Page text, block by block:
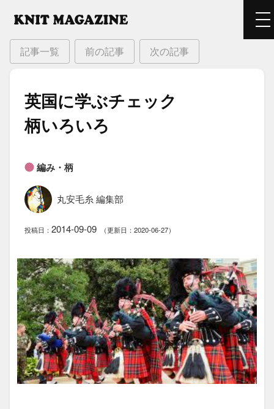
記事一覧 前の記事 次の記事
英国に​学ぶチェック​
柄いろいろ
編み・柄
丸安毛糸 編集部
投稿日： 2014-09-09 （更新日：2020-06-27）